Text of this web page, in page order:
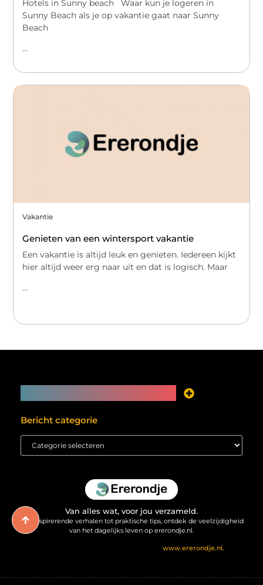
Hotels in Sunny beach Waar kun je logeren in
Sunny Beach als je op vakantie gaat naar Sunny
Beach
...
Vakantie
Genieten van een wintersport vakantie
Een vakantie is altijd leuk en genieten. Iedereen kijkt
hier altijd weer erg naar uit en dat is logisch. Maar
...
Bericht categorie
Van alles wat, voor jou verzameld.
Van inspirerende verhalen tot praktische tips, ontdek de veelzijdigheid
van het dagelijks leven op ererondje.nl.
www.ererondje.nl.